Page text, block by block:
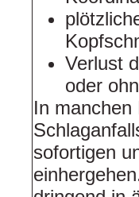
Verlust
oder
In manchen
sofortigen